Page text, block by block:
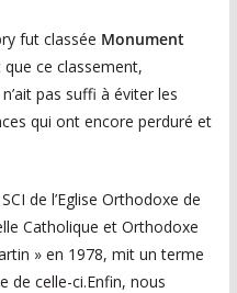
fut classée Monument
ce classement,
pas suffi à éviter les
qui ont encore perduré et
de l’Eglise Orthodoxe de
Catholique et Orthodoxe
» en 1978, mit un terme
de celle-ci.Enfin, nous